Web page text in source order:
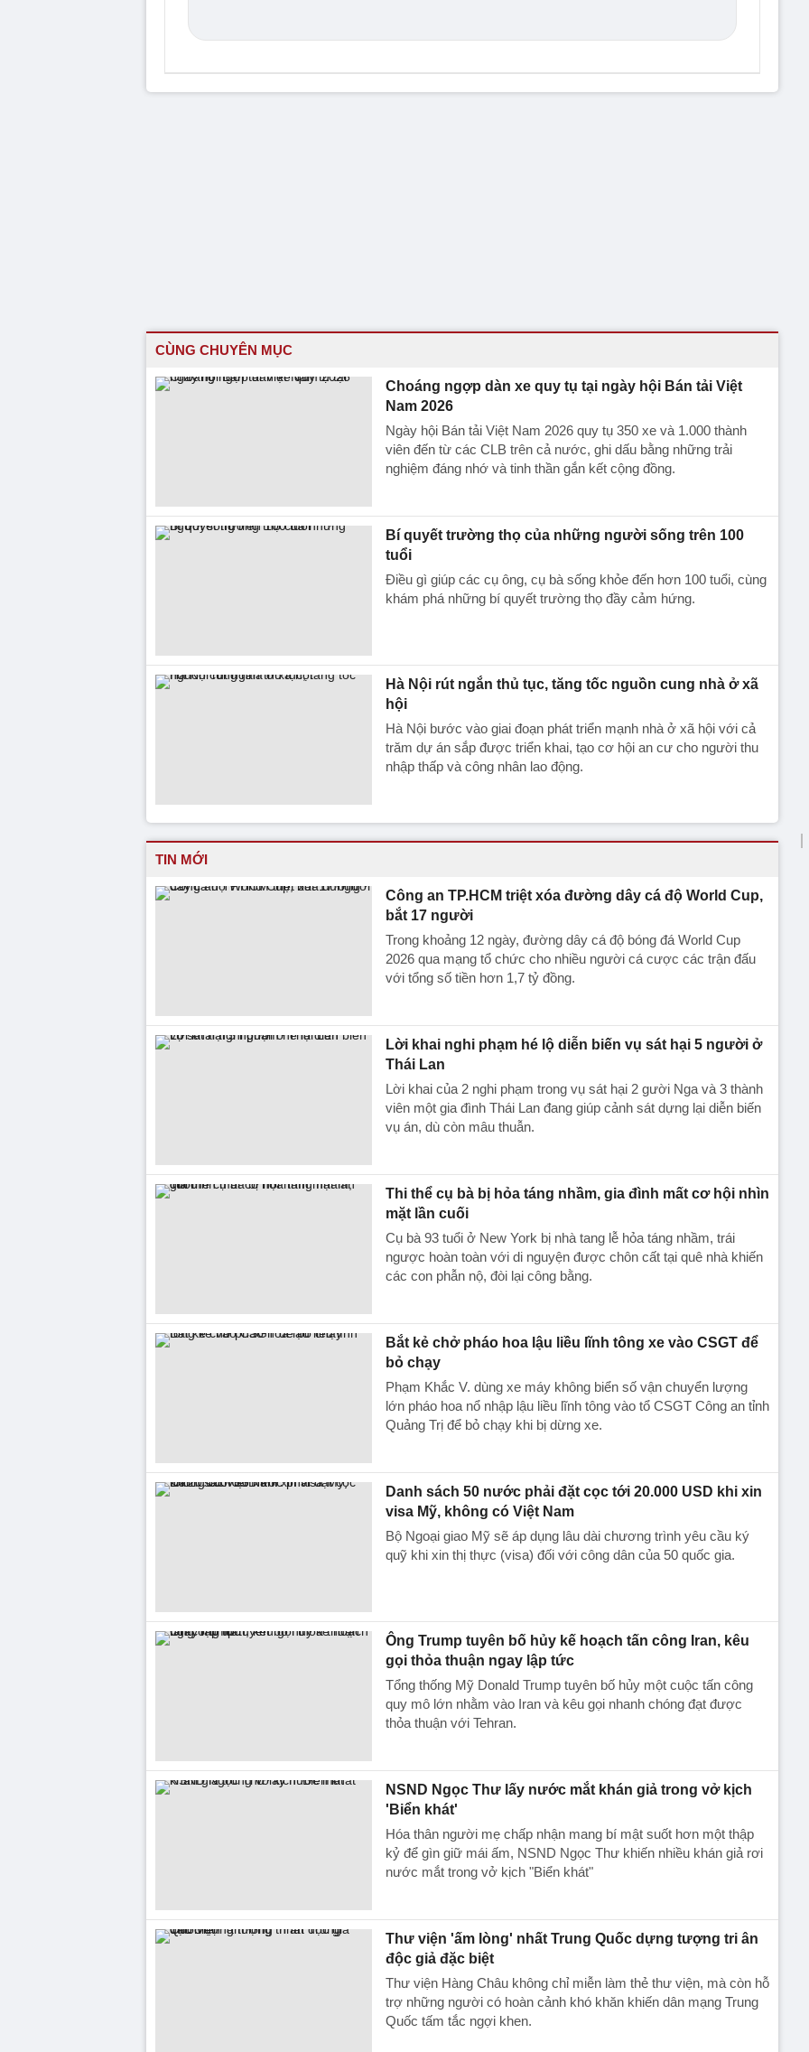
CÙNG CHUYÊN MỤC
Choáng ngợp dàn xe quy tụ tại ngày hội Bán tải Việt
Nam 2026
Ngày hội Bán tải Việt Nam 2026 quy tụ 350 xe và 1.000 thành
viên đến từ các CLB trên cả nước, ghi dấu bằng những trải
nghiệm đáng nhớ và tinh thần gắn kết cộng đồng.
Bí quyết trường thọ của những người sống trên 100
tuổi
Điều gì giúp các cụ ông, cụ bà sống khỏe đến hơn 100 tuổi, cùng
khám phá những bí quyết trường thọ đầy cảm hứng.
Hà Nội rút ngắn thủ tục, tăng tốc nguồn cung nhà ở xã
hội
Hà Nội bước vào giai đoạn phát triển mạnh nhà ở xã hội với cả
trăm dự án sắp được triển khai, tạo cơ hội an cư cho người thu
nhập thấp và công nhân lao động.
TIN MỚI
Công an TP.HCM triệt xóa đường dây cá độ World Cup,
bắt 17 người
Trong khoảng 12 ngày, đường dây cá độ bóng đá World Cup
2026 qua mạng tổ chức cho nhiều người cá cược các trận đấu
với tổng số tiền hơn 1,7 tỷ đồng.
Lời khai nghi phạm hé lộ diễn biến vụ sát hại 5 người ở
Thái Lan
Lời khai của 2 nghi phạm trong vụ sát hại 2 gười Nga và 3 thành
viên một gia đình Thái Lan đang giúp cảnh sát dựng lại diễn biến
vụ án, dù còn mâu thuẫn.
Thi thể cụ bà bị hỏa táng nhầm, gia đình mất cơ hội nhìn
mặt lần cuối
Cụ bà 93 tuổi ở New York bị nhà tang lễ hỏa táng nhầm, trái
ngược hoàn toàn với di nguyện được chôn cất tại quê nhà khiến
các con phẫn nộ, đòi lại công bằng.
Bắt kẻ chở pháo hoa lậu liều lĩnh tông xe vào CSGT để
bỏ chạy
Phạm Khắc V. dùng xe máy không biển số vận chuyển lượng
lớn pháo hoa nổ nhập lậu liều lĩnh tông vào tổ CSGT Công an tỉnh
Quảng Trị để bỏ chạy khi bị dừng xe.
Danh sách 50 nước phải đặt cọc tới 20.000 USD khi xin
visa Mỹ, không có Việt Nam
Bộ Ngoại giao Mỹ sẽ áp dụng lâu dài chương trình yêu cầu ký
quỹ khi xin thị thực (visa) đối với công dân của 50 quốc gia.
Ông Trump tuyên bố hủy kế hoạch tấn công Iran, kêu
gọi thỏa thuận ngay lập tức
Tổng thống Mỹ Donald Trump tuyên bố hủy một cuộc tấn công
quy mô lớn nhằm vào Iran và kêu gọi nhanh chóng đạt được
thỏa thuận với Tehran.
NSND Ngọc Thư lấy nước mắt khán giả trong vở kịch
'Biển khát'
Hóa thân người mẹ chấp nhận mang bí mật suốt hơn một thập
kỷ để gìn giữ mái ấm, NSND Ngọc Thư khiến nhiều khán giả rơi
nước mắt trong vở kịch "Biển khát"
Thư viện 'ấm lòng' nhất Trung Quốc dựng tượng tri ân
độc giả đặc biệt
Thư viện Hàng Châu không chỉ miễn làm thẻ thư viện, mà còn hỗ
trợ những người có hoàn cảnh khó khăn khiến dân mạng Trung
Quốc tấm tắc ngợi khen.